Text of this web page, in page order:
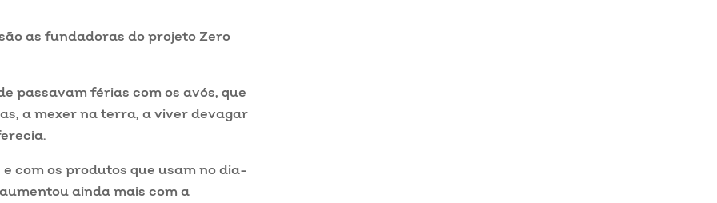
as fundadoras do projeto Zero
passavam férias com os avós, que
a mexer na terra, a viver devagar
com os produtos que usam no dia-
ainda mais com a